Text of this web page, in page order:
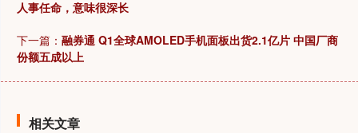
人事任命，意味很深长
下一篇： 融券通 Q1全球AMOLED手机面板出货2.1亿片 中国厂商
份额五成以上
相关文章